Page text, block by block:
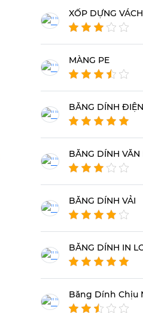
XỐP DỰNG
MÀNG PE
BĂNG DÍNH ĐIỆN
BĂNG DÍNH VĂN
BĂNG DÍNH VẢI
BĂNG DÍNH IN
Băng Dính Chịu